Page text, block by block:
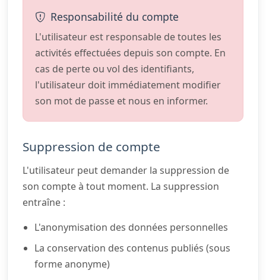
Responsabilité du compte
L'utilisateur est responsable de toutes les
activités effectuées depuis son compte. En
cas de perte ou vol des identifiants,
l'utilisateur doit immédiatement modifier
son mot de passe et nous en informer.
Suppression de compte
L'utilisateur peut demander la suppression de
son compte à tout moment. La suppression
entraîne :
L'anonymisation des données personnelles
La conservation des contenus publiés (sous
forme anonyme)